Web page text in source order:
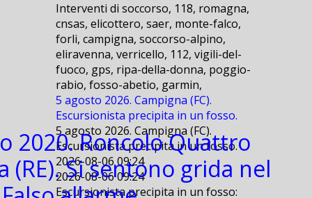
Interventi di soccorso, 118, romagna,
cnsas, elicottero, saer, monte-falco,
forli, campigna, soccorso-alpino,
eliravenna, verricello, 112, vigili-del-
fuoco, gps, ripa-della-donna, poggio-
rabio, fosso-abetio, garmin,
5 agosto 2026. Campigna (FC).
Escursionista precipita in un fosso.
5 agosto 2026. Campigna (FC).
Escursionista precipita in un fosso.
2026-08-06 09:24
2026-08-06 09:24
Escursionista precipita in un fosso:
2020. Roncolo Quattro
(RE). Si sentono grida nel